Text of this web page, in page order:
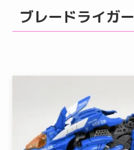
ブレードライガー